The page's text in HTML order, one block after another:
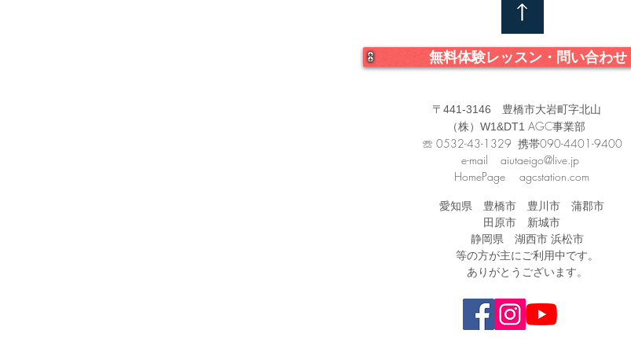
無料体験レッスン・問い合わせ
〒441-3146 豊橋市大岩町字北山
（株）W1&DT1 AGC事業部
☏ 0532-43-1329 携帯090-4401-9400
e-mail aiutaeigo@live.jp
HomePage agcstation.com
愛知県 豊橋市 豊川市 蒲郡市
田原市 新城市
静岡県 湖西市 浜松市
等の方が主にご利用中です。
ありがとうございます。